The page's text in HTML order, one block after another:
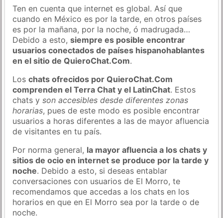
Ten en cuenta que internet es global. Así que
cuando en México es por la tarde, en otros países
es por la mañana, por la noche, ó madrugada…
Debido a esto,siempre es posible encontrar
usuarios conectados de países hispanohablantes
en el sitio de QuieroChat.Com.
Loschats ofrecidos por QuieroChat.Com
comprenden el Terra Chat y el LatinChat. Estos
chats yson accesibles desde diferentes zonas
horarias, pues de este modo es posible encontrar
usuarios a horas diferentes a las de mayor afluencia
de visitantes en tu país.
Por norma general, la mayor afluencia a los chats y
sitios de ocio en internet se produce por la tarde y
noche. Debido a esto, si deseas entablar
conversaciones con usuarios de El Morro, te
recomendamos que accedas a los chats en los
horarios en que en El Morro sea por la tarde o de
noche.